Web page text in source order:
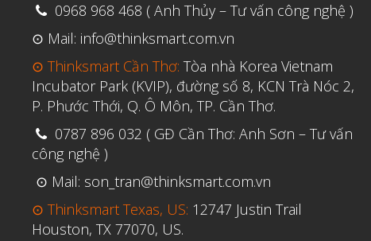
0968 968 468 ( Anh Thủy – Tư vấn công nghệ )
⊙ Mail: info@thinksmart.com.vn
⊙ Thinksmart Cần Thơ: Tòa nhà Korea Vietnam
Incubator Park (KVIP), đường số 8, KCN Trà Nóc 2,
P. Phước Thới, Q. Ô Môn, TP. Cần Thơ.
0787 896 032 ( GĐ Cần Thơ: Anh Sơn – Tư vấn
công nghệ )
⊙ Mail: son_tran@thinksmart.com.vn
⊙ Thinksmart Texas, US: 12747 Justin Trail
Houston, TX 77070, US.